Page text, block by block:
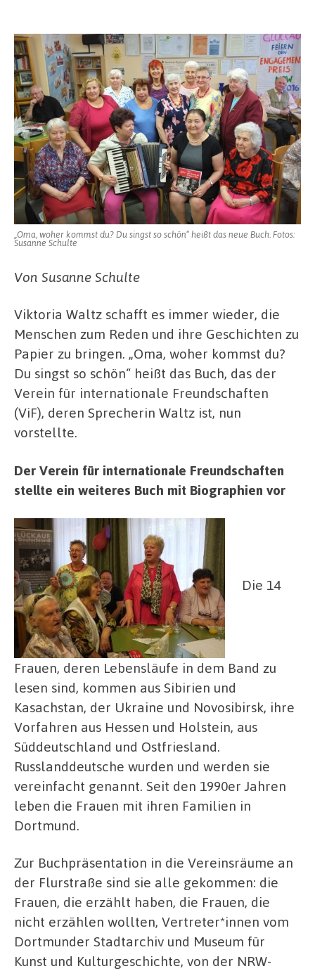
„Oma, woher kommst du? Du singst so schön“ heißt das neue Buch. Fotos:
Susanne Schulte
Von Susanne Schulte
Viktoria Waltz schafft es immer wieder, die
Menschen zum Reden und ihre Geschichten zu
Papier zu bringen. „Oma, woher kommst du?
Du singst so schön“ heißt das Buch, das der
Verein für internationale Freundschaften
(ViF), deren Sprecherin Waltz ist, nun
vorstellte.
Der Verein für internationale Freundschaften
stellte ein weiteres Buch mit Biographien vor
Die 14
Frauen, deren Lebensläufe in dem Band zu
lesen sind, kommen aus Sibirien und
Kasachstan, der Ukraine und Novosibirsk, ihre
Vorfahren aus Hessen und Holstein, aus
Süddeutschland und Ostfriesland.
Russlanddeutsche wurden und werden sie
vereinfacht genannt. Seit den 1990er Jahren
leben die Frauen mit ihren Familien in
Dortmund.
Zur Buchpräsentation in die Vereinsräume an
der Flurstraße sind sie alle gekommen: die
Frauen, die erzählt haben, die Frauen, die
nicht erzählen wollten, Vertreter*innen vom
Dortmunder Stadtarchiv und Museum für
Kunst und Kulturgeschichte, von der NRW-